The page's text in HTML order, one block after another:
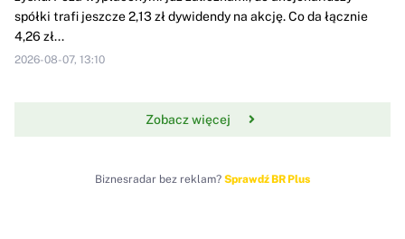
spółki trafi jeszcze 2,13 zł dywidendy na akcję. Co da łącznie
4,26 zł...
2026-08-07, 13:10
Zobacz więcej
Biznesradar bez reklam? Sprawdź BR Plus